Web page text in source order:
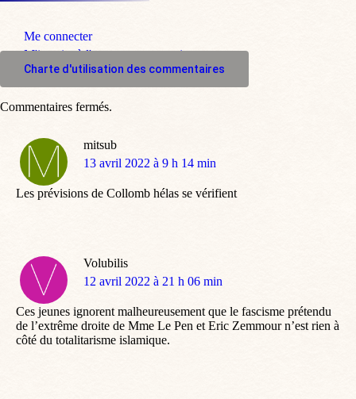
Me connecter
M'inscrire à l'espace commentaire
Charte d'utilisation des commentaires
mitsub
dit
13 avril 2022 à 9 h 14 min
Les prévisions de Collomb hélas se vérifient
Volubilis
dit
12 avril 2022 à 21 h 06 min
Ces jeunes ignorent malheureusement que le fascisme prétendu
de l’extrême droite de Mme Le Pen et Eric Zemmour n’est rien à
côté du totalitarisme islamique.
Commentaires fermés.